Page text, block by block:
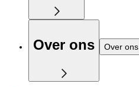
Over ons Over ons